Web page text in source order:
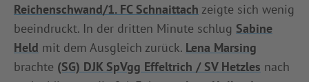
Reichenschwand/1. FC Schnaittach zeigte sich wenig
beeindruckt. In der dritten Minute schlug Sabine
Held mit dem Ausgleich zurück. Lena Marsing
brachte (SG) DJK SpVgg Effeltrich / SV Hetzles nach